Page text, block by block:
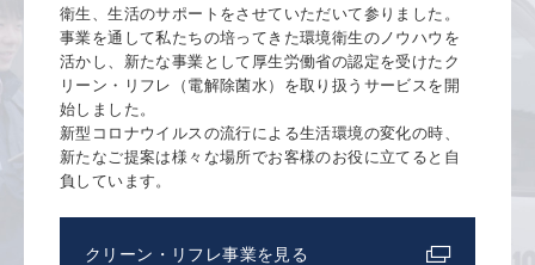
衛生、生活のサポートをさせていただいて参りました。
事業を通して私たちの培ってきた環境衛生のノウハウを
活かし、新たな事業として厚生労働省の認定を受けたク
リーン・リフレ（電解除菌水）を取り扱うサービスを開
始しました。
新型コロナウイルスの流行による生活環境の変化の時、
新たなご提案は様々な場所でお客様のお役に立てると自
負しています。
クリーン・リフレ事業を見る